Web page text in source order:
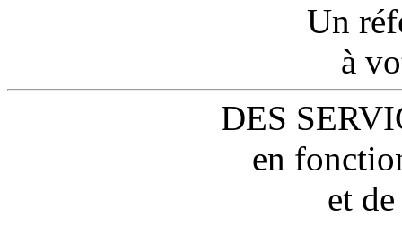
Un
à
DES
en
et